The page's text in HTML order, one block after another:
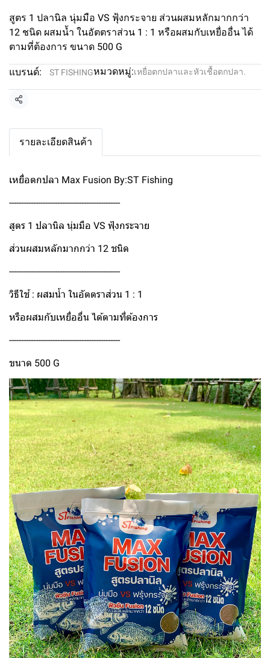
สูตร 1 ปลานิล นุ่มมือ VS ฟุ้งกระจาย ส่วนผสมหลักมากกว่า
12 ชนิด ผสมน้ำ ในอัตตราส่วน 1 : 1 หรือผสมกับเหยื่ออื่น ได้
ตามที่ต้องการ ขนาด 500 G
แบรนด์: ST FISHINGหมวดหมู่:เหยื่อตกปลาและหัวเชื้อตกปลา.
แชร์
รายละเอียดสินค้า
เหยื่อตกปลา Max Fusion By:ST Fishing
----------------------------------------------
สูตร 1 ปลานิล นุ่มมือ VS ฟุ้งกระจาย
ส่วนผสมหลักมากกว่า 12 ชนิด
----------------------------------------------
วิธีใช้ : ผสมน้ำ ในอัตตราส่วน 1 : 1
หรือผสมกับเหยื่ออื่น ได้ตามที่ต้องการ
----------------------------------------------
ขนาด 500 G